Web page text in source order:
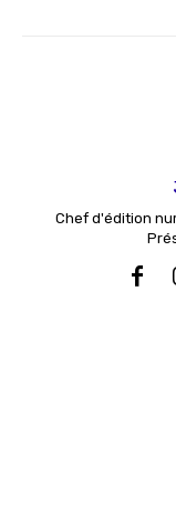
Chef d'édition